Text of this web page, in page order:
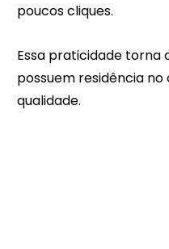
poucos cliques.
Essa praticidade torna
possuem residência
qualidade.